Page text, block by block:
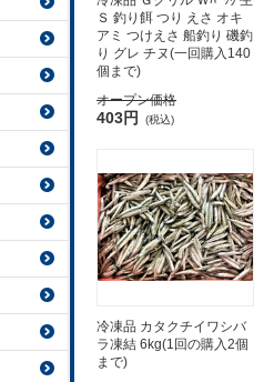
Ｓ 釣り餌 つり えさ オキ
アミ つけえさ 船釣り 磯釣
り グレ チヌ(一回購入140
個まで)
オープン価格
403円 (税込)
冷凍品 カタクチイワシバ
ラ凍結 6kg(1回の購入2個
まで)